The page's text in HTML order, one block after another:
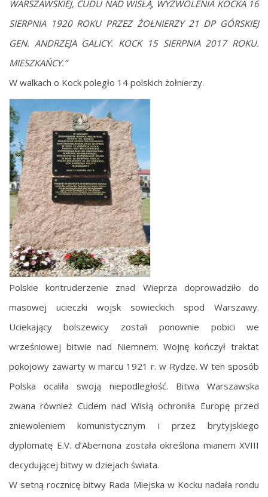
WARSZAWSKIEJ, CUDU NAD WISŁĄ, WYZWOLENIA KOCKA 16
SIERPNIA 1920 ROKU PRZEZ ŻOŁNIERZY 21 DP GÓRSKIEJ
GEN. ANDRZEJA GALICY. KOCK 15 SIERPNIA 2017 ROKU.
MIESZKAŃCY.”
W walkach o Kock poległo 14 polskich żołnierzy.
Polskie kontruderzenie znad Wieprza doprowadziło do
masowej ucieczki wojsk sowieckich spod Warszawy.
Uciekający bolszewicy zostali ponownie pobici we
wrześniowej bitwie nad Niemnem. Wojnę kończył traktat
pokojowy zawarty w marcu 1921 r. w Rydze. W ten sposób
Polska ocaliła swoją niepodległość. Bitwa Warszawska
zwana również Cudem nad Wisłą ochroniła Europę przed
zniewoleniem komunistycznym i przez brytyjskiego
dyplomatę E.V. d’Abernona została określona mianem XVIII
decydującej bitwy w dziejach świata.
W setną rocznicę bitwy Rada Miejska w Kocku nadała rondu